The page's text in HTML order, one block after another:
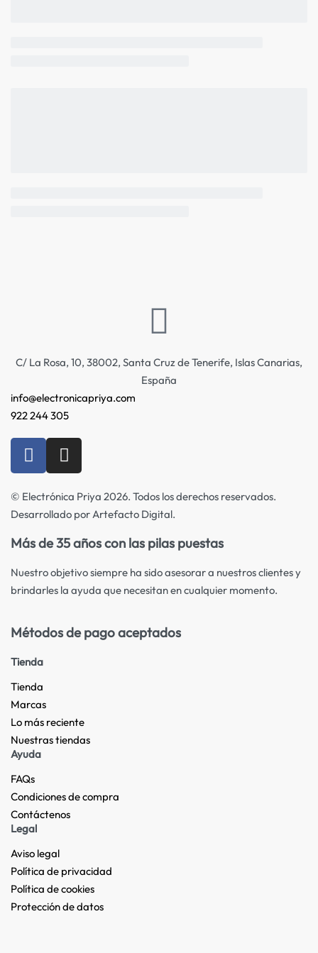
C/ La Rosa, 10, 38002, Santa Cruz de Tenerife, Islas Canarias,
España
info@electronicapriya.com
922 244 305
© Electrónica Priya 2026. Todos los derechos reservados.
Desarrollado por Artefacto Digital.
Más de 35 años con las pilas puestas
Nuestro objetivo siempre ha sido asesorar a nuestros clientes y
brindarles la ayuda que necesitan en cualquier momento.
Métodos de pago aceptados
Tienda
Tienda
Marcas
Lo más reciente​
Nuestras tiendas​
Ayuda
FAQs
Condiciones de compra
Contáctenos
Legal
Aviso legal
Política de privacidad
Política de cookies
Protección de datos